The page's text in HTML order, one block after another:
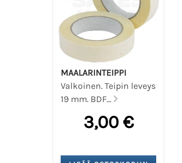
MAALARINTEIPPI
Valkoinen. Teipin leveys
19 mm. BDF...
3,00 €